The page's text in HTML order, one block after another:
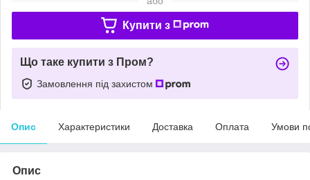
Купити з
Що таке купити з Пром?
Замовлення під захистом
Опис Характеристики Доставка Оплата Умови
Опис